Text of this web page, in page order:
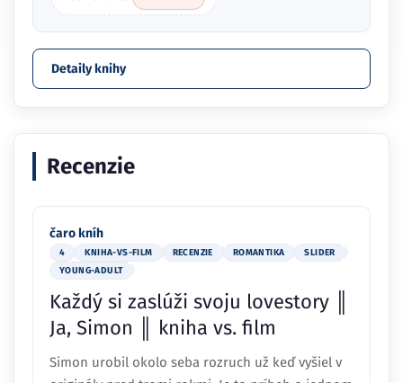
Detaily knihy
čaro kníh
Každý si zaslúži svoju lovestory ║
Ja, Simon ║ kniha vs. film
Simon urobil okolo seba rozruch už keď vyšiel v
originály pred tromi rokmi. Je to príbeh o jednom
skrýva jedno tajomstvo - je gay. Pod prezývkou si